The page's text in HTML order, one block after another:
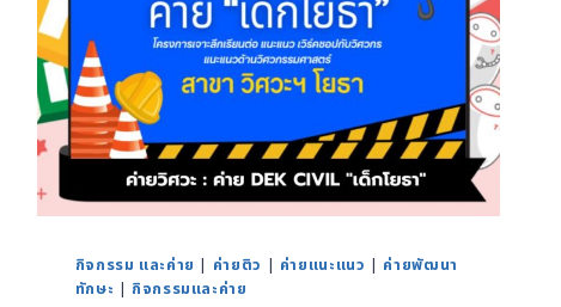
กิจกรรม และค่าย | ค่ายติว | ค่ายแนะแนว | ค่ายพัฒนา
ทักษะ | กิจกรรมและค่าย